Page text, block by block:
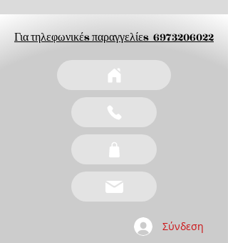
Για τηλεφωνικέs παραγγελίεs6973206022
Σύνδεση